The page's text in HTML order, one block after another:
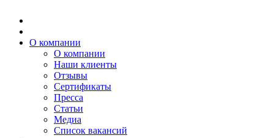
О компании
О компании
Наши клиенты
Отзывы
Сертификаты
Пресса
Статьи
Медиа
Список вакансий